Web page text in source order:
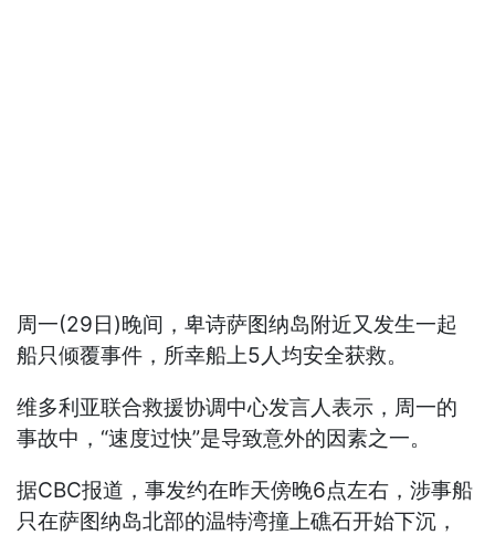
周一(29日)晚间，卑诗萨图纳岛附近又发生一起
船只倾覆事件，所幸船上5人均安全获救。
维多利亚联合救援协调中心发言人表示，周一的
事故中，“速度过快”是导致意外的因素之一。
据CBC报道，事发约在昨天傍晚6点左右，涉事船
只在萨图纳岛北部的温特湾撞上礁石开始下沉，